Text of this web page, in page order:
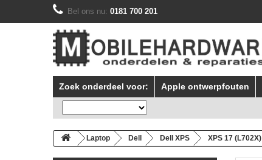
Bel ons nu: 0181 700 201
Zoek onderdeel voor: Apple ontwerpfouten
Laptop Dell Dell XPS XPS 17 (L702X)